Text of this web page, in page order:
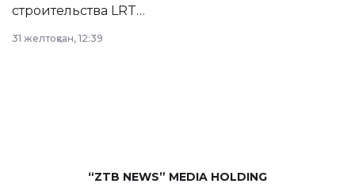
строительства LRT
республиканского
31 желтоқсан, 12:39
“ZTB NEWS” MEDIA HOLDING